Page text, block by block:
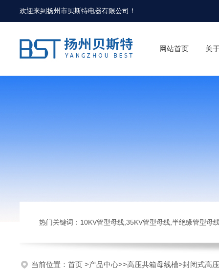
欢迎来到扬州市贝斯特电器有限公司 ！
网站首页 关
热门关键词：10KV管型母线,35KV管型母线,半绝缘管型母
当前位置： 首页 >产品中心>>高压共箱母线槽>封闭式高